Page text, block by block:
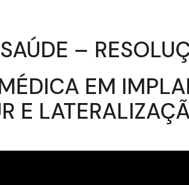
–
EM
E